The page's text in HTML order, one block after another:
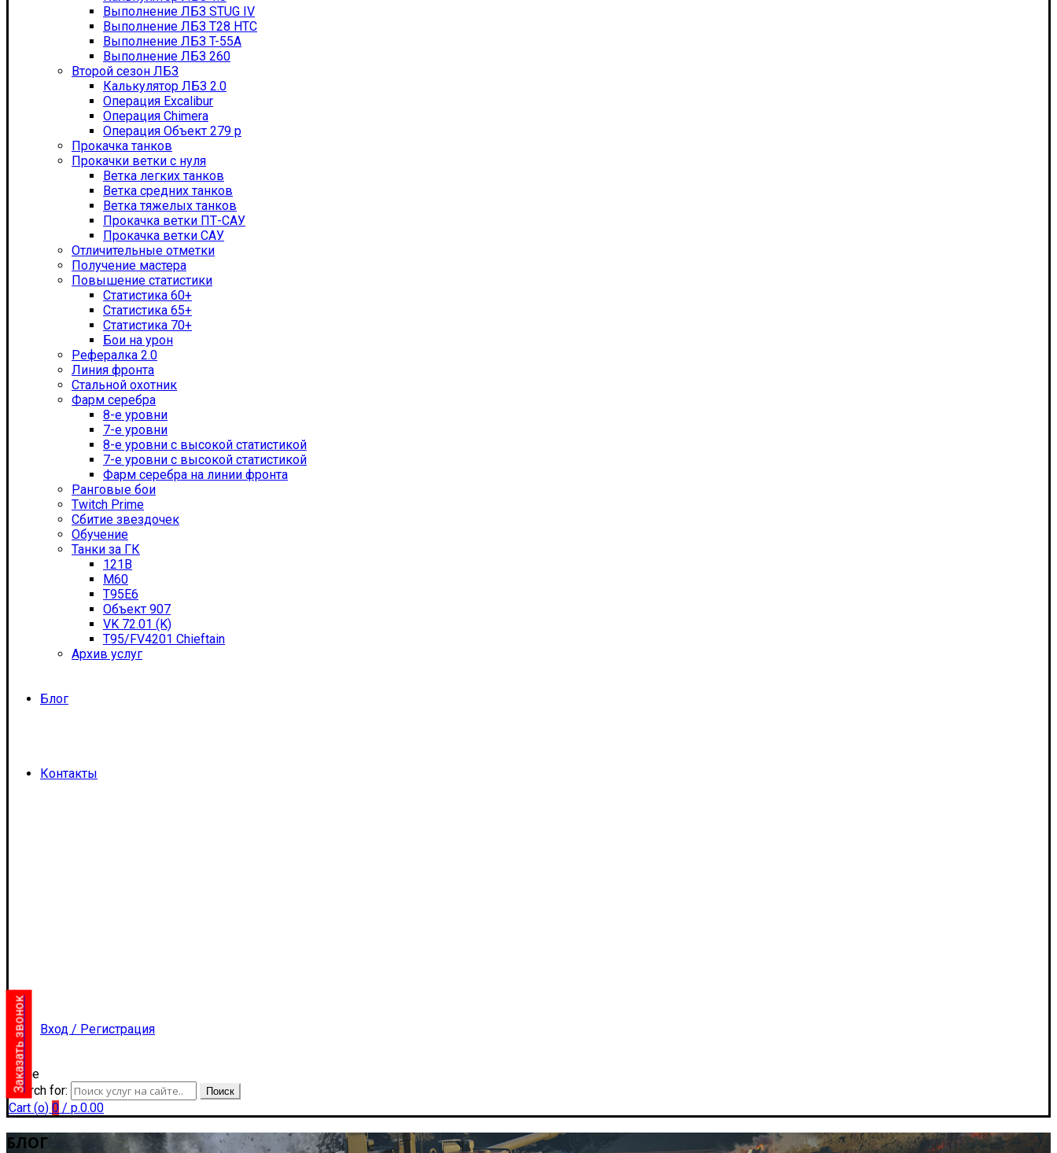
Выполнение ЛБЗ STUG IV
Выполнение ЛБЗ T28 HTC
Выполнение ЛБЗ T-55А
Выполнение ЛБЗ 260
Второй сезон ЛБЗ
Калькулятор ЛБЗ 2.0
Операция Excalibur
Операция Chimera
Операция Объект 279 р
Прокачка танков
Прокачки ветки с нуля
Ветка легких танков
Ветка средних танков
Ветка тяжелых танков
Прокачка ветки ПТ-САУ
Прокачка ветки САУ
Отличительные отметки
Получение мастера
Повышение статистики
Статистика 60+
Статистика 65+
Статистика 70+
Бои на урон
Рефералка 2.0
Линия фронта
Стальной охотник
Фарм серебра
8-е уровни
7-е уровни
8-е уровни с высокой статистикой
7-е уровни с высокой статистикой
Фарм серебра на линии фронта
Ранговые бои
Twitch Prime
Сбитие звездочек
Обучение
Танки за ГК
121B
M60
T95E6
Объект 907
VK 72.01 (K)
T95/FV4201 Chieftain
Архив услуг
Блог
Контакты
Вход / Регистрация
close
Search for:
Поиск
Cart (o) 0 / р.0.00
БЛОГ
Заказать звонок